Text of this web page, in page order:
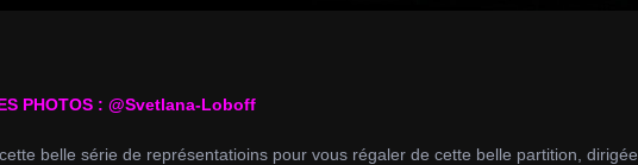
PHOTOS : @Svetlana-Loboff
belle série de représentatioins pour vous régaler de cette belle partition, dirigée